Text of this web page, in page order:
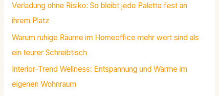
Verladung ohne Risiko: So bleibt jede Palette fest an
ihrem Platz
Warum ruhige Räume im Homeoffice mehr wert sind als
ein teurer Schreibtisch
Interior-Trend Wellness: Entspannung und Wärme im
eigenen Wohnraum